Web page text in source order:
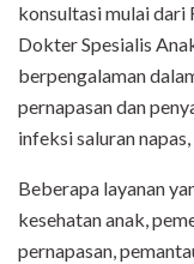
konsultasi mulai dari
Dokter Spesialis
berpengalaman
pernapasan dan
infeksi saluran
Beberapa layanan
kesehatan anak,
pernapasan,